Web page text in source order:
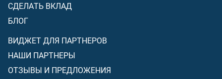
СДЕЛАТЬ ВКЛАД
БЛОГ
ВИДЖЕТ ДЛЯ ПАРТНЕРОВ
НАШИ ПАРТНЕРЫ
ОТЗЫВЫ И ПРЕДЛОЖЕНИЯ